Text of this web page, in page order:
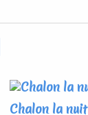
Chalon la nuit